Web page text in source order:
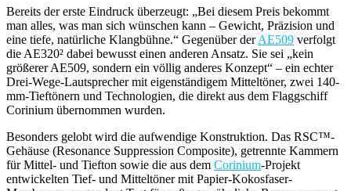
Bereits der erste Eindruck überzeugt: „Bei diesem Preis bekommt
man alles, was man sich wünschen kann – Gewicht, Präzision und
eine tiefe, natürliche Klangbühne.“ Gegenüber derAE509 verfolgt
die AE320² dabei bewusst einen anderen Ansatz. Sie sei „kein
größerer AE509, sondern ein völlig anderes Konzept“ – ein echter
Drei-Wege-Lautsprecher mit eigenständigem Mitteltöner, zwei 140-
mm-Tieftönern und Technologien, die direkt aus dem Flaggschiff
Corinium übernommen wurden.
Besonders gelobt wird die aufwendige Konstruktion. Das RSC™-
Gehäuse (Resonance Suppression Composite), getrennte Kammern
für Mittel- und Tiefton sowie die aus dem Corinium-Projekt
entwickelten Tief- und Mitteltöner mit Papier-Kokosfaser-